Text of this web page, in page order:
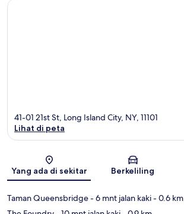
Peta
41-01 21st St, Long Island City, NY, 11101
Lihat di peta
Yang ada di sekitar Berkeliling
Taman Queensbridge- 6 mnt jalan kaki- 0.6 km